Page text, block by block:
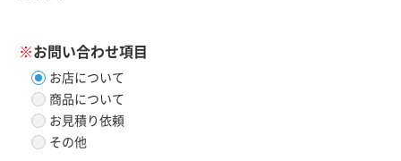
※お問い合わせ項目
お店について
商品について
お見積り依頼
その他